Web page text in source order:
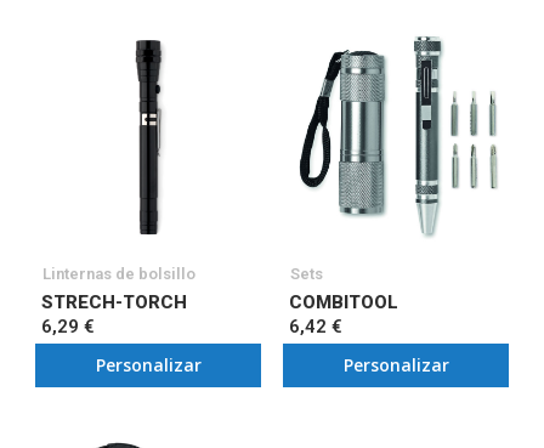
Linternas de bolsillo
STRECH-TORCH
6,29 €
Personalizar
Sets
COMBITOOL
6,42 €
Personalizar